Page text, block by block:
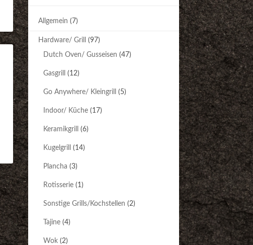
Allgemein (7)
Hardware/ Grill (97)
Dutch Oven/ Gusseisen (47)
Gasgrill (12)
Go Anywhere/ Kleingrill (5)
Indoor/ Küche (17)
Keramikgrill (6)
Kugelgrill (14)
Plancha (3)
Rotisserie (1)
Sonstige Grills/Kochstellen (2)
Tajine (4)
Wok (2)